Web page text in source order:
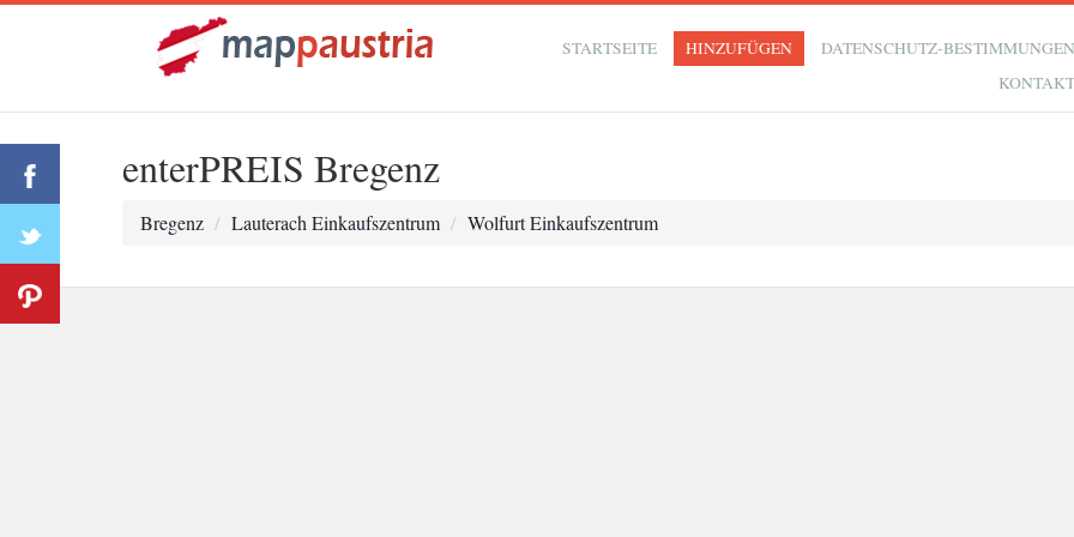
STARTSEITE HINZUFÜGEN
DATENSCHUTZ-
enterPREIS Bregenz
Bregenz Lauterach Einkaufszentrum Wolfurt Einkaufszentrum